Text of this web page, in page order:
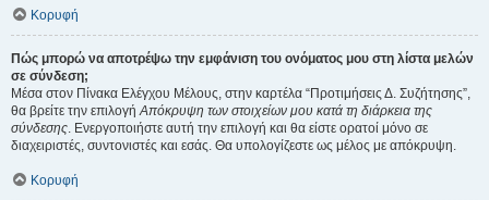
Κορυφή
Πώς μπορώ να αποτρέψω την εμφάνιση του ονόματος μου στη λίστα μελών
σε σύνδεση;
Μέσα στον Πίνακα Ελέγχου Μέλους, στην καρτέλα “Προτιμήσεις Δ. Συζήτησης”,
θα βρείτε την επιλογήΑπόκρυψη των στοιχείων μου κατά τη διάρκεια της
σύνδεσης. Ενεργοποιήστε αυτή την επιλογή και θα είστε ορατοί μόνο σε
διαχειριστές, συντονιστές και εσάς. Θα υπολογίζεστε ως μέλος με απόκρυψη.
Κορυφή